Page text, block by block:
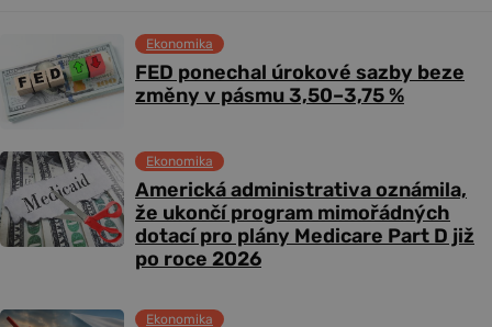
FED ponechal úrokové sazby beze
změny v pásmu 3,50–3,75 %
Ekonomika
Americká administrativa oznámila,
že ukončí program mimořádných
dotací pro plány Medicare Part D již
po roce 2026
Ekonomika
Ekonomika